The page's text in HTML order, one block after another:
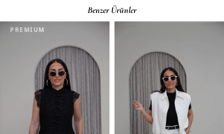
Benzer Ürünler
PREMIUM